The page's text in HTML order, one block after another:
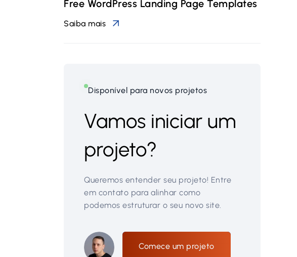
Free WordPress Landing Page Templates
Saiba mais
Disponível para novos projetos
Vamos iniciar um
projeto?
Queremos entender seu projeto! Entre
em contato para alinhar como
podemos estruturar o seu novo site.
Comece um projeto